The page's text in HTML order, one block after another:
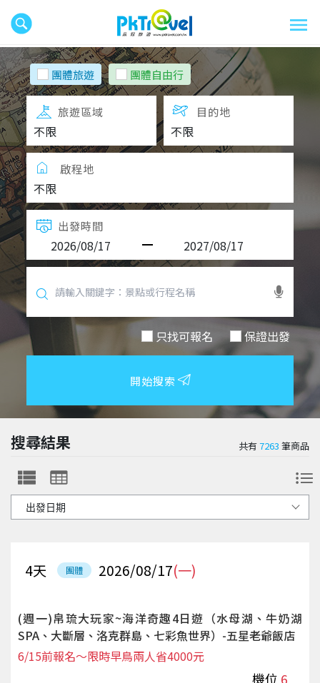
團體旅遊 團體自由行
旅遊區域 目的地
啟程地
出發時間
只找可報名 保證出發
開始搜索
搜尋結果 共有7263 筆商品
團體 2026/08/17(一)
4天
(週一)帛琉大玩家~海洋奇趣4日遊（水母湖、牛奶湖
SPA、大斷層、洛克群島、七彩魚世界）-五星老爺飯店
機位 6
6/15前報名～限時早鳥兩人省4000元